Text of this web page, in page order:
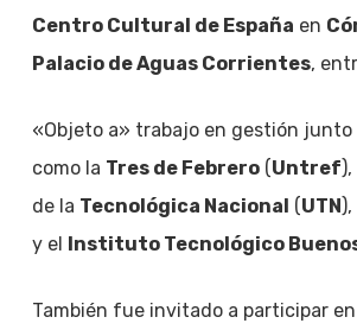
Centro Cultural de España en
Palacio de Aguas Corrientes,
«Objeto a» trabajo en gestión junto
como la Tres de Febrero(Untref
de la Tecnológica Nacional (UTN),
y el Instituto Tecnológico
También fue invitado a participar